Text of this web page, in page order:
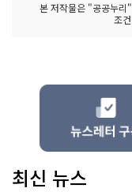
본 저작물은 "공공누리"
조
최신 뉴스